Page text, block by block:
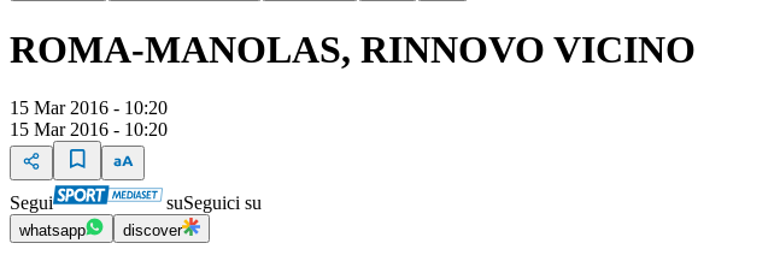
ROMA-MANOLAS, RINNOVO VICINO
15 Mar 2016 - 10:20
15 Mar 2016 - 10:20
Segui suSeguici su
whatsapp discover